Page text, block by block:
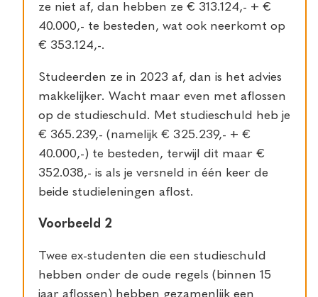
ze niet af, dan hebben ze € 313.124,- + €
40.000,- te besteden, wat ook neerkomt op
€ 353.124,-.
Studeerden ze in 2023 af, dan is het advies
makkelijker. Wacht maar even met aflossen
op de studieschuld. Met studieschuld heb je
€ 365.239,- (namelijk € 325.239,- + €
40.000,-) te besteden, terwijl dit maar €
352.038,- is als je versneld in één keer de
beide studieleningen aflost.
Voorbeeld 2
Twee ex-studenten die een studieschuld
hebben onder de oude regels (binnen 15
jaar aflossen) hebben gezamenlijk een